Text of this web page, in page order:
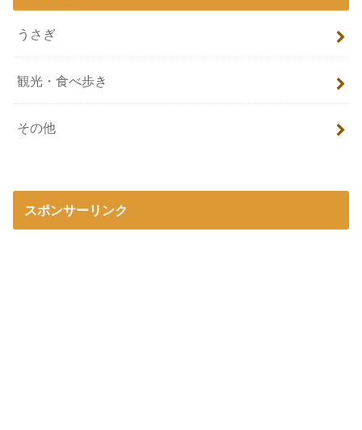
うさぎ
観光・食べ歩き
その他
スポンサーリンク